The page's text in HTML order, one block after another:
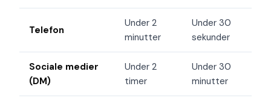
Telefon
Under 2
minutter
Under 30
sekunder
Sociale medier
(DM)
Under 2
timer
Under 30
minutter